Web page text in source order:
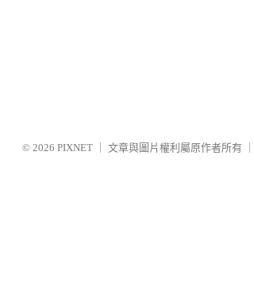
© 2026 PIXNET 文章與圖片權利屬原作者所有